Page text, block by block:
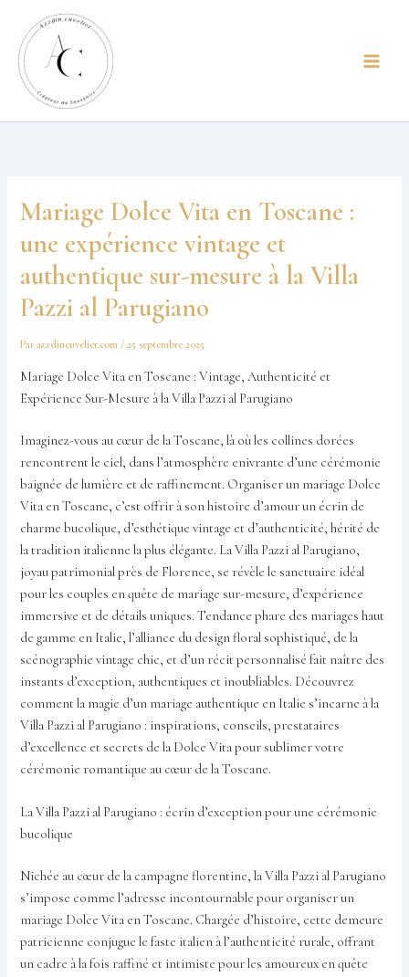
principal
contenu
Mariage Dolce Vita en Toscane :
une expérience vintage et
authentique sur-mesure à la Villa
Pazzi al Parugiano
Parazzdincuvelier.com /25 septembre 2025
Mariage Dolce Vita en Toscane : Vintage, Authenticité et
Expérience Sur-Mesure à la Villa Pazzi al Parugiano
Imaginez-vous au cœur de la Toscane, là où les collines dorées
rencontrent le ciel, dans l’atmosphère enivrante d’une cérémonie
baignée de lumière et de raffinement. Organiser un mariage Dolce
Vita en Toscane, c’est offrir à son histoire d’amour un écrin de
charme bucolique, d’esthétique vintage et d’authenticité, hérité de
la tradition italienne la plus élégante. La Villa Pazzi al Parugiano,
joyau patrimonial près de Florence, se révèle le sanctuaire idéal
pour les couples en quête de mariage sur-mesure, d’expérience
immersive et de détails uniques. Tendance phare des mariages haut
de gamme en Italie, l’alliance du design floral sophistiqué, de la
scénographie vintage chic, et d’un récit personnalisé fait naître des
instants d’exception, authentiques et inoubliables. Découvrez
comment la magie d’un mariage authentique en Italie s’incarne à la
Villa Pazzi al Parugiano : inspirations, conseils, prestataires
d’excellence et secrets de la Dolce Vita pour sublimer votre
cérémonie romantique au cœur de la Toscane.
La Villa Pazzi al Parugiano : écrin d’exception pour une cérémonie
bucolique
Nichée au cœur de la campagne florentine, la Villa Pazzi al Parugiano
s’impose comme l’adresse incontournable pour organiser un
mariage Dolce Vita en Toscane. Chargée d’histoire, cette demeure
patricienne conjugue le faste italien à l’authenticité rurale, offrant
un cadre à la fois raffiné et intimiste pour les amoureux en quête